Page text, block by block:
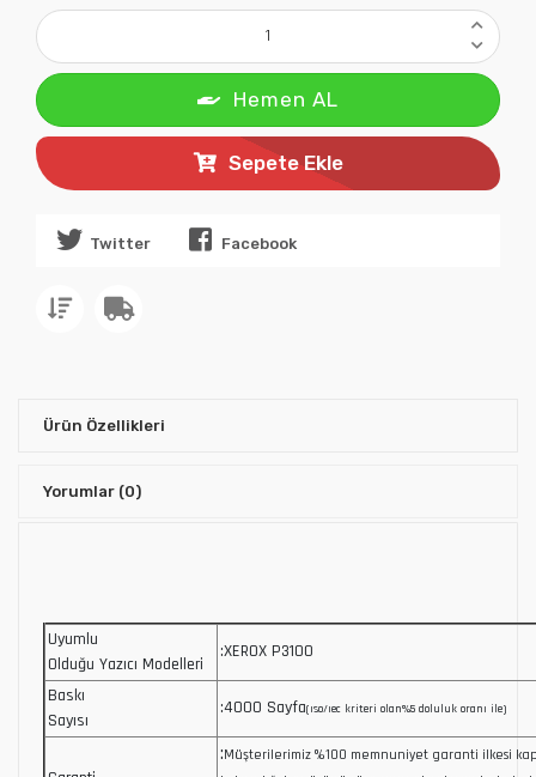
Hemen AL
Sepete Ekle
Twitter Facebook
Ürün Özellikleri
Yorumlar (0)
Uyumlu
Olduğu Yazıcı Modelleri
:XEROX P3100
Baskı
Sayısı
:4000 Sayfa(ıso/ıec kriteri olan%5 doluluk oranı ile)
:Müşterilerimiz %100 memnuniyet garanti ilkesi